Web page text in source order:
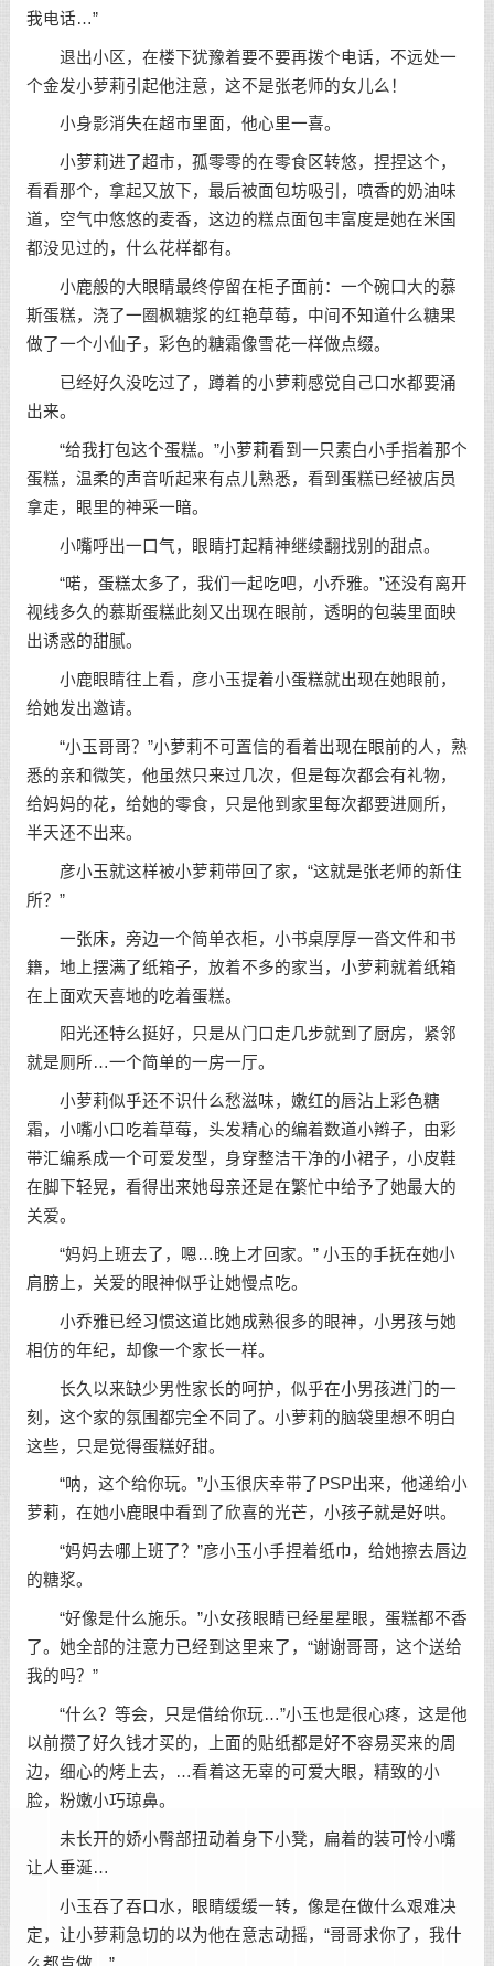
我电话…”
退出小区，在楼下犹豫着要不要再拨个电话，不远处一
个金发小萝莉引起他注意，这不是张老师的女儿么！
小身影消失在超市里面，他心里一喜。
小萝莉进了超市，孤零零的在零食区转悠，捏捏这个，
看看那个，拿起又放下，最后被面包坊吸引，喷香的奶油味
道，空气中悠悠的麦香，这边的糕点面包丰富度是她在米国
都没见过的，什么花样都有。
小鹿般的大眼睛最终停留在柜子面前：一个碗口大的慕
斯蛋糕，浇了一圈枫糖浆的红艳草莓，中间不知道什么糖果
做了一个小仙子，彩色的糖霜像雪花一样做点缀。
已经好久没吃过了，蹲着的小萝莉感觉自己口水都要涌
出来。
“给我打包这个蛋糕。”小萝莉看到一只素白小手指着那个
蛋糕，温柔的声音听起来有点儿熟悉，看到蛋糕已经被店员
拿走，眼里的神采一暗。
小嘴呼出一口气，眼睛打起精神继续翻找别的甜点。
“喏，蛋糕太多了，我们一起吃吧，小乔雅。”还没有离开
视线多久的慕斯蛋糕此刻又出现在眼前，透明的包装里面映
出诱惑的甜腻。
小鹿眼睛往上看，彦小玉提着小蛋糕就出现在她眼前，
给她发出邀请。
“小玉哥哥？”小萝莉不可置信的看着出现在眼前的人，熟
悉的亲和微笑，他虽然只来过几次，但是每次都会有礼物，
给妈妈的花，给她的零食，只是他到家里每次都要进厕所，
半天还不出来。
彦小玉就这样被小萝莉带回了家，“这就是张老师的新住
所？”
一张床，旁边一个简单衣柜，小书桌厚厚一沓文件和书
籍，地上摆满了纸箱子，放着不多的家当，小萝莉就着纸箱
在上面欢天喜地的吃着蛋糕。
阳光还特么挺好，只是从门口走几步就到了厨房，紧邻
就是厕所…一个简单的一房一厅。
小萝莉似乎还不识什么愁滋味，嫩红的唇沾上彩色糖
霜，小嘴小口吃着草莓，头发精心的编着数道小辫子，由彩
带汇编系成一个可爱发型，身穿整洁干净的小裙子，小皮鞋
在脚下轻晃，看得出来她母亲还是在繁忙中给予了她最大的
关爱。
“妈妈上班去了，嗯…晚上才回家。” 小玉的手抚在她小
肩膀上，关爱的眼神似乎让她慢点吃。
小乔雅已经习惯这道比她成熟很多的眼神，小男孩与她
相仿的年纪，却像一个家长一样。
长久以来缺少男性家长的呵护，似乎在小男孩进门的一
刻，这个家的氛围都完全不同了。小萝莉的脑袋里想不明白
这些，只是觉得蛋糕好甜。
“呐，这个给你玩。”小玉很庆幸带了PSP出来，他递给小
萝莉，在她小鹿眼中看到了欣喜的光芒，小孩子就是好哄。
“妈妈去哪上班了？”彦小玉小手捏着纸巾，给她擦去唇边
的糖浆。
“好像是什么施乐。”小女孩眼睛已经星星眼，蛋糕都不香
了。她全部的注意力已经到这里来了，“谢谢哥哥，这个送给
我的吗？”
“什么？等会，只是借给你玩…”小玉也是很心疼，这是他
以前攒了好久钱才买的，上面的贴纸都是好不容易买来的周
边，细心的烤上去，…看着这无辜的可爱大眼，精致的小
脸，粉嫩小巧琼鼻。
未长开的娇小臀部扭动着身下小凳，扁着的装可怜小嘴
让人垂涎…
小玉吞了吞口水，眼睛缓缓一转，像是在做什么艰难决
定，让小萝莉急切的以为他在意志动摇，“哥哥求你了，我什